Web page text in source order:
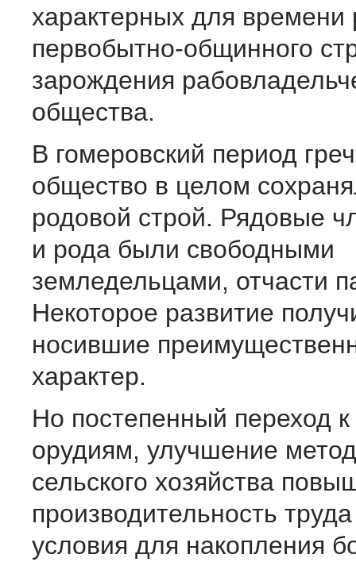
характерных для времени
первобытно-общинного
зарождения
общества.
В гомеровский период
общество в целом
родовой строй. Рядовые
и рода были свободными
земледельцами, отчасти
Некоторое развитие
носившие
характер.
Но постепенный переход
орудиям, улучшение
сельского хозяйства
производительность
условия для накопления